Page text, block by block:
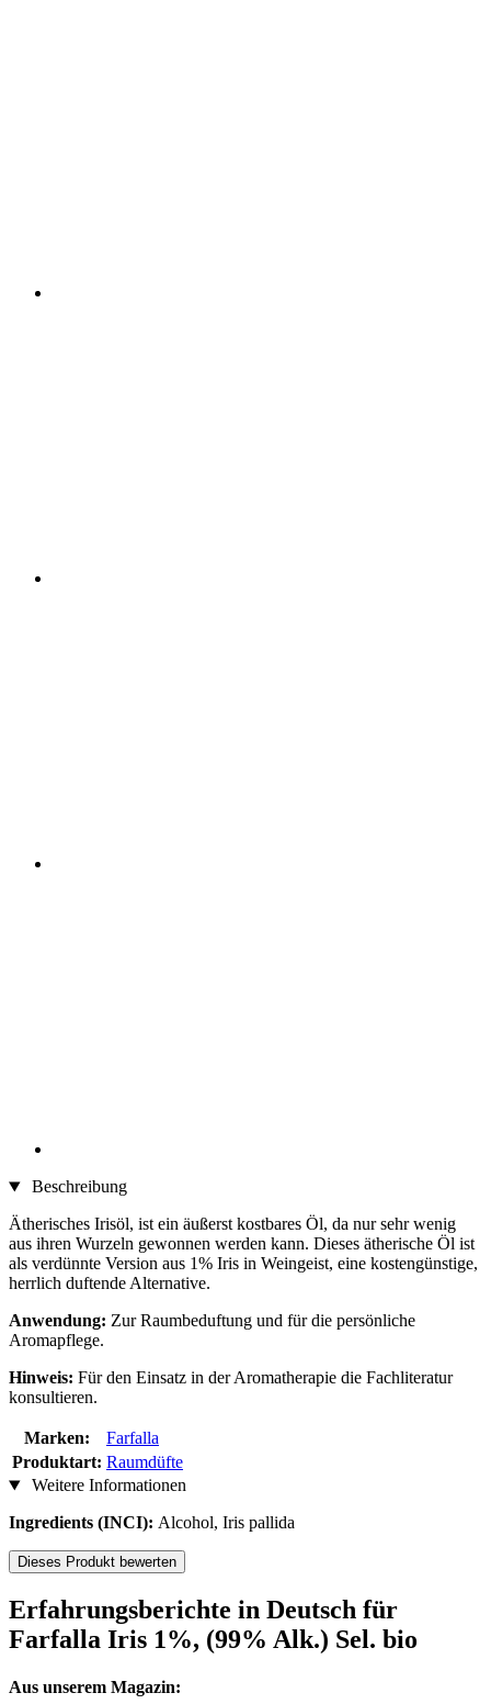
Beschreibung
Ätherisches Irisöl, ist ein äußerst kostbares Öl, da nur sehr wenig
aus ihren Wurzeln gewonnen werden kann. Dieses ätherische Öl ist
als verdünnte Version aus 1% Iris in Weingeist, eine kostengünstige,
herrlich duftende Alternative.
Anwendung: Zur Raumbeduftung und für die persönliche
Aromapflege.
Hinweis: Für den Einsatz in der Aromatherapie die Fachliteratur
konsultieren.
Marken:
Farfalla
Produktart: Raumdüfte
Weitere Informationen
Ingredients (INCI): Alcohol, Iris pallida
Dieses Produkt bewerten
Erfahrungsberichte in Deutsch für
Farfalla Iris 1%, (99% Alk.) Sel. bio
Aus unserem Magazin: